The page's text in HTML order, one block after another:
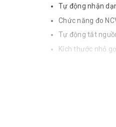
Tự động nhận
Chức năng đo
Tự động tắt
Kích thước nhỏ